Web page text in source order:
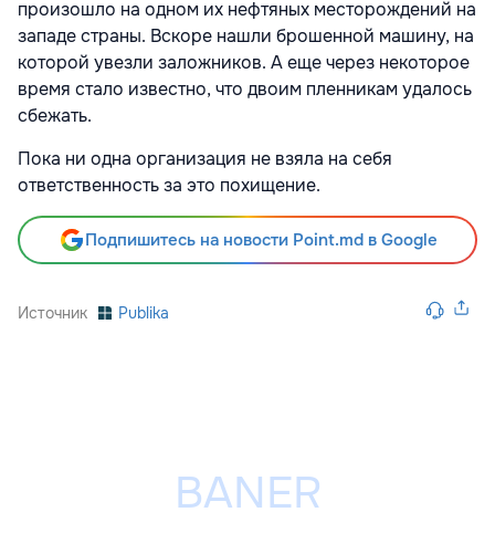
произошло на одном их нефтяных месторождений на
западе страны. Вскоре нашли брошенной машину, на
которой увезли заложников. А еще через некоторое
время стало известно, что двоим пленникам удалось
сбежать.
Пока ни одна организация не взяла на себя
ответственность за это похищение.
Подпишитесь на новости Point.md в Google
Источник Publika